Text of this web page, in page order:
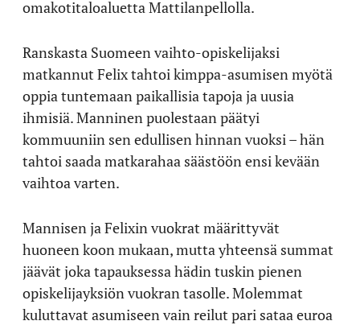
omakotitaloaluetta Mattilanpellolla.
Ranskasta Suomeen vaihto-opiskelijaksi
matkannut Felix tahtoi kimppa-asumisen myötä
oppia tuntemaan paikallisia tapoja ja uusia
ihmisiä. Manninen puolestaan päätyi
kommuuniin sen edullisen hinnan vuoksi – hän
tahtoi saada matkarahaa säästöön ensi kevään
vaihtoa varten.
Mannisen ja Felixin vuokrat määrittyvät
huoneen koon mukaan, mutta yhteensä summat
jäävät joka tapauksessa hädin tuskin pienen
opiskelijayksiön vuokran tasolle. Molemmat
kuluttavat asumiseen vain reilut pari sataa euroa